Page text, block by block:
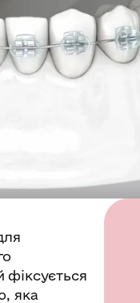
фіксується
яка